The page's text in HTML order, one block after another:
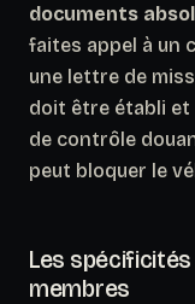
documents
faites appel à un
une lettre de
doit être établi et
de contrôle
peut bloquer le
Les
membres